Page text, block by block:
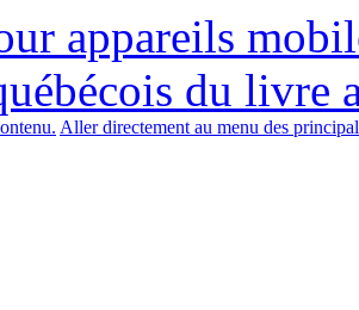
appareils
du livre
Aller directement au menu des